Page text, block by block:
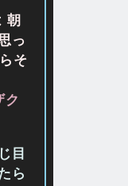
朝
っ
そ
ク
目
ら